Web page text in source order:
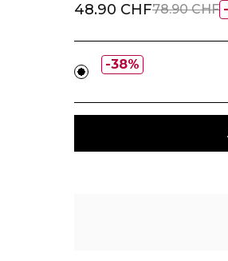
48.90 CHF78.90 CHF
38%